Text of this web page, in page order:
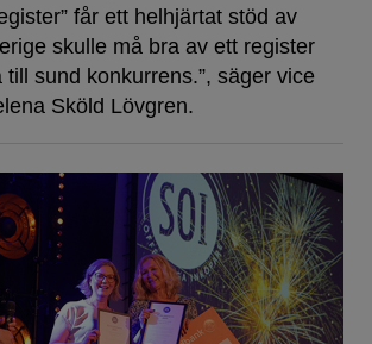
får ett helhjärtat stöd av
skulle må bra av ett register
sund konkurrens.”, säger vice
Sköld Lövgren.